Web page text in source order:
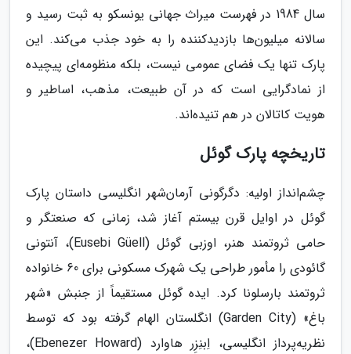
سال 1984 در فهرست میراث جهانی یونسکو به ثبت رسید و
سالانه میلیون‌ها بازدیدکننده را به خود جذب می‌کند. این
پارک تنها یک فضای عمومی نیست، بلکه منظومه‌ای پیچیده
از نمادگرایی است که در آن طبیعت، مذهب، اساطیر و
هویت کاتالان در هم تنیده‌اند.
تاریخچه پارک گوئل
چشم‌انداز اولیه: دگرگونی آرمان‌شهر انگلیسی داستان پارک
گوئل در اوایل قرن بیستم آغاز شد، زمانی که صنعتگر و
حامی ثروتمند هنر، اوزبی گوئل (Eusebi Güell)، آنتونی
گائودی را مأمور طراحی یک شهرک مسکونی برای 60 خانواده
ثروتمند بارسلونا کرد. ایده گوئل مستقیماً از جنبش «شهر
باغ» (Garden City) انگلستان الهام گرفته بود که توسط
نظریه‌پرداز انگلیسی، اِبنِزِر هاوارد (Ebenezer Howard)،